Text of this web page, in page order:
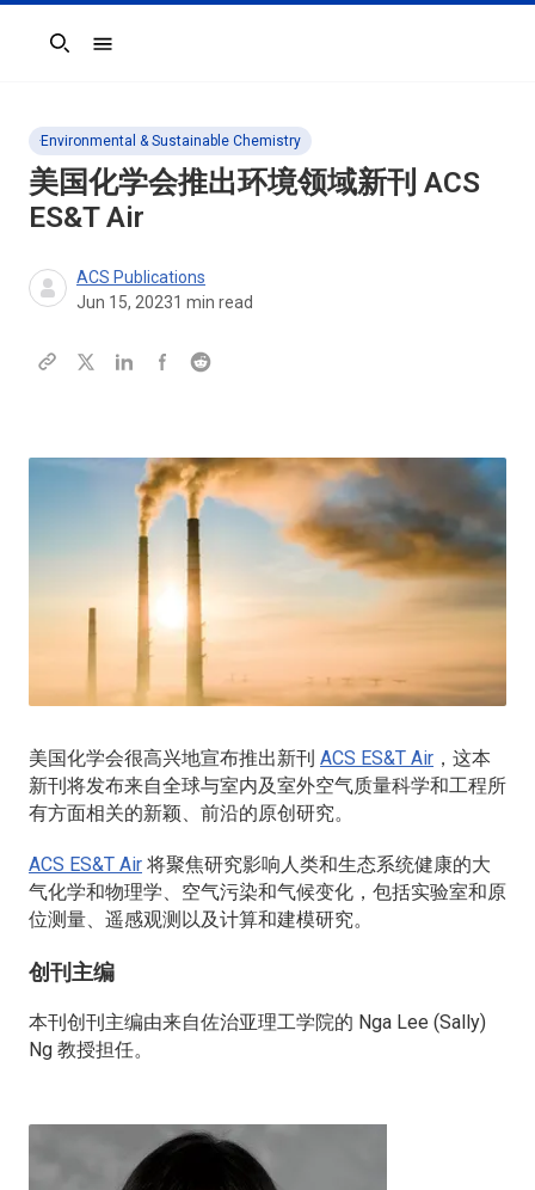
Search
Environmental & Sustainable Chemistry
美国化学会推出环境领域新刊 ACS
ES&T Air
ACS Publications
Jun 15, 20231 min read
美国化学会很高兴地宣布推出新刊 ACS ES&T Air ，这本
新刊将发布来自全球与室内及室外空气质量科学和工程所
有方面相关的新颖、前沿的原创研究。
ACS ES&T Air 将聚焦研究影响人类和生态系统健康的大
气化学和物理学、空气污染和气候变化，包括实验室和原
位测量、遥感观测以及计算和建模研究。
创刊主编
本刊创刊主编由来自佐治亚理工学院的 Nga Lee (Sally)
Ng 教授担任。